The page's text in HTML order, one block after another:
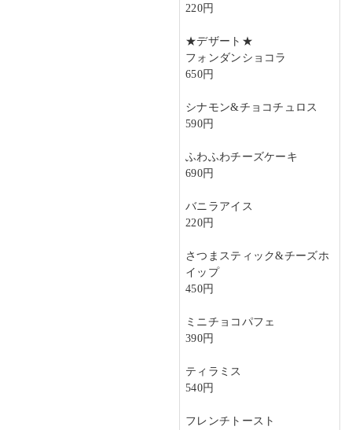
220円
★デザート★
フォンダンショコラ
650円
シナモン&チョコチュロス
590円
ふわふわチーズケーキ
690円
バニラアイス
220円
さつまスティック&チーズホ
イップ
450円
ミニチョコパフェ
390円
ティラミス
540円
フレンチトースト